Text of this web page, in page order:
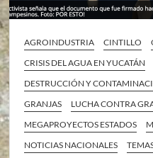
AGROINDUSTRIA CINTILLO
CRISIS DEL AGUA EN YUCATÁN
DESTRUCCIÓN Y
GRANJAS
LUCHA CONTRA
MEGAPROYECTOS ESTADOS
NOTICIAS NACIONALES